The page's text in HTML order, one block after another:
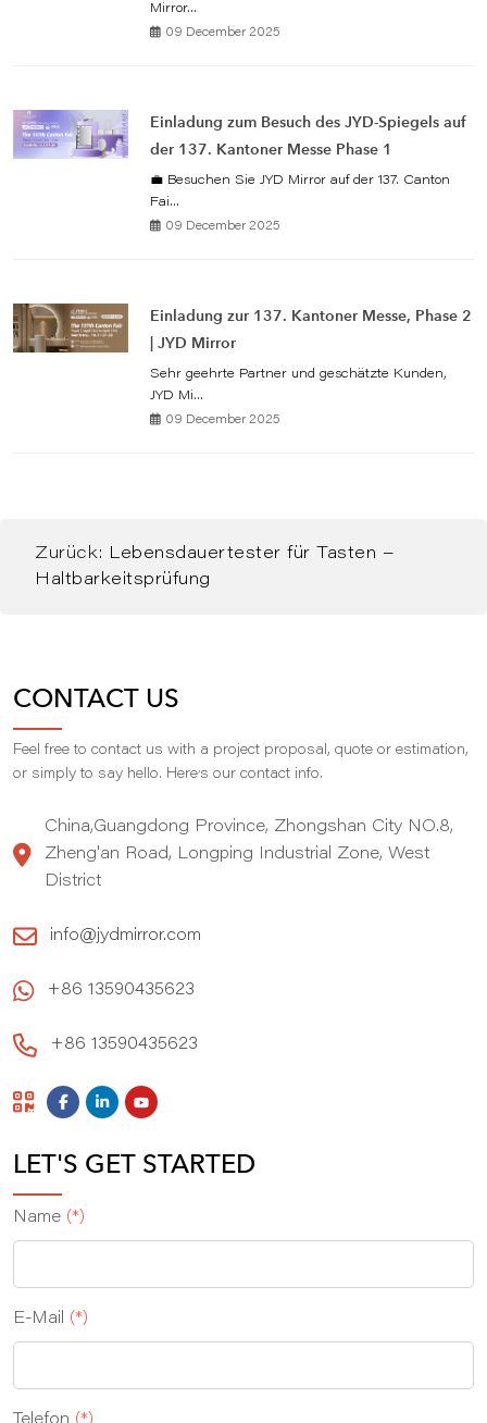
Mirror...
09 December 2025
Einladung zum Besuch des JYD-Spiegels auf
der 137. Kantoner Messe Phase 1
💼 Besuchen Sie JYD Mirror auf der 137. Canton
Fai...
09 December 2025
Einladung zur 137. Kantoner Messe, Phase 2
| JYD Mirror
Sehr geehrte Partner und geschätzte Kunden,
JYD Mi...
09 December 2025
Zurück:
Lebensdauertester für Tasten –
Haltbarkeitsprüfung
CONTACT US
Feel free to contact us with a project proposal, quote or estimation,
or simply to say hello. Here,s our contact info.
China,Guangdong Province, Zhongshan City NO.8,
Zheng'an Road, Longping Industrial Zone, West
District
info@jydmirror.com
+86 13590435623
+86 13590435623
LET'S GET STARTED
Name (*)
E‑Mail (*)